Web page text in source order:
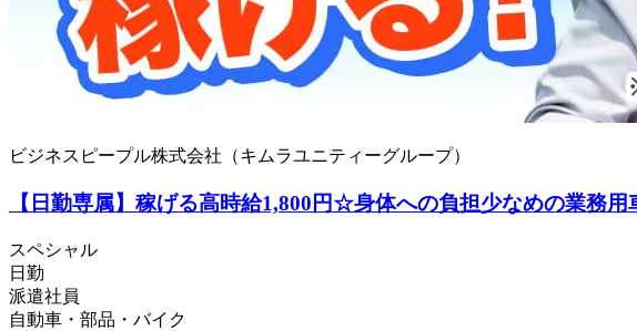
ビジネスピープル株式会社（キムラユニティーグループ）
【日勤専属】稼げる高時給1,800円☆身体への負担少なめの業務
スペシャル
日勤
派遣社員
自動車・部品・バイク